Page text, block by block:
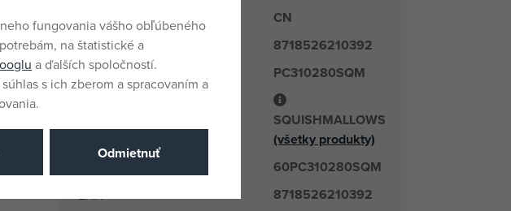
Krajina pôvodu CN
EANs 8718526210392
Dodávateľské číslo PC310280SQM
SQUISHMALLOWS
(všetky produkty)
60PC310280SQM
EAN 8718526210392
fungovania vášho obľúbeného
na štatistické a
a ďalších spoločností.
s ich zberom a spracovaním a
Odmietnuť